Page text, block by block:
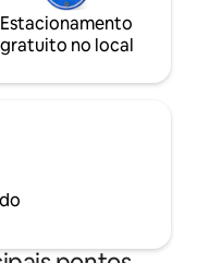
Estacionamento
gratuito no local